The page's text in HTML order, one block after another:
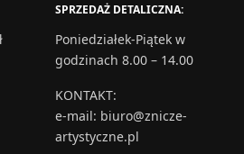
SPRZEDAŻ DETALICZNA:
Poniedziałek-Piątek w
godzinach 8.00 – 14.00
KONTAKT:
e-mail: biuro@znicze-
artystyczne.pl